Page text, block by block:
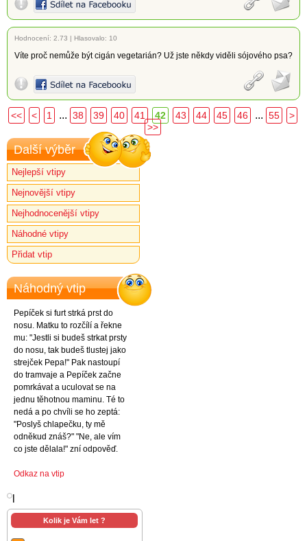
Hodnocení: 2.73 | Hlasovalo: 10
Víte proč nemůže být cigán vegetarián? Už jste někdy viděli sójového psa?
<< < 1 ... 38 39 40 41 42 43 44 45 46 ... 55
>
>>
Další výběr
Nejlepší vtipy
Nejnovější vtipy
Nejhodnocenější vtipy
Náhodné vtipy
Přidat vtip
Náhodný vtip
Pepíček si furt strká prst do
nosu. Matku to rozčílí a řekne
mu: "Jestli si budeš strkat prsty
do nosu, tak budeš tlustej jako
strejček Pepa!" Pak nastoupí
do tramvaje a Pepíček začne
pomrkávat a uculovat se na
jednu těhotnou maminu. Té to
nedá a po chvíli se ho zeptá:
"Poslyš chlapečku, ty mě
odněkud znáš?" "Ne, ale vím
co jste dělala!" zní odpověď.
Odkaz na vtip
Kolik je Vám let ?